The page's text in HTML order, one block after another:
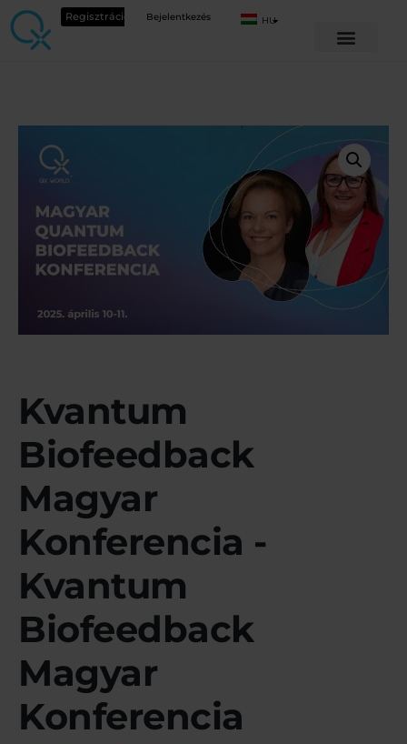
Regisztráció Bejelentkezés HU
Kvantum
Biofeedback
Magyar
Konferencia -
Kvantum
Biofeedback
Magyar
Konferencia